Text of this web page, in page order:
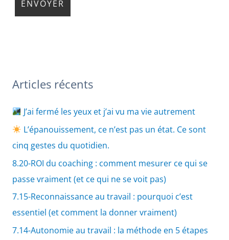
Articles récents
J’ai fermé les yeux et j’ai vu ma vie autrement
L’épanouissement, ce n’est pas un état. Ce sont
cinq gestes du quotidien.
8.20-ROI du coaching : comment mesurer ce qui se
passe vraiment (et ce qui ne se voit pas)
7.15-Reconnaissance au travail : pourquoi c’est
essentiel (et comment la donner vraiment)
7.14-Autonomie au travail : la méthode en 5 étapes